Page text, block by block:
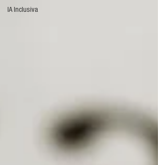
IA Inclusiva